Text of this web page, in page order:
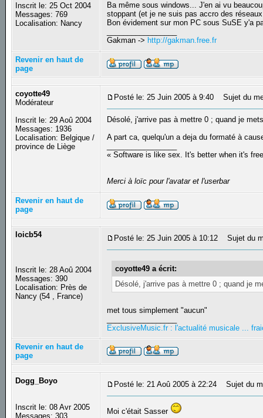
Inscrit le: 25 Oct 2004
Messages: 769
Localisation: Nancy
Ba même sous windows... J'en ai vu
stoppant (et je ne suis pas accro des
Bon évidement sur mon PC sous SuSE y'a
Gakman -> http://gakman.free.fr
Revenir en haut de
page
coyotte49
Modérateur
Inscrit le: 29 Aoû 2004
Messages: 1936
Localisation: Belgique /
province de Liège
Posté le: 25 Juin 2005 à 9:40 Sujet du
Désolé, j'arrive pas à mettre 0 ; quand je
A part ca, quelqu'un a deja du formaté à
« Software is like sex. It's better when it's
Merci à loïc pour l'avatar et l'userbar
Revenir en haut de
page
loicb54
Inscrit le: 28 Aoû 2004
Messages: 390
Localisation: Près de
Nancy (54 , France)
Posté le: 25 Juin 2005 à 10:12 Sujet du
coyotte49 a écrit:
Désolé, j'arrive pas à mettre 0 ; quand je
met tous simplement "aucun"
ExclusiveMusic.fr : l'actualité musicale ...
Revenir en haut de
page
Dogg_Boyo
Inscrit le: 08 Avr 2005
Messages: 303
Posté le: 21 Aoû 2005 à 22:24 Sujet du
Moi c'était Sasser